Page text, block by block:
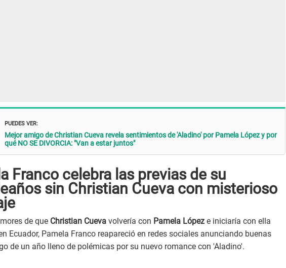
PUEDES VER:
Mejor amigo de Christian Cueva revela sentimientos de 'Aladino' por Pamela López y por
qué NO SE DIVORCIA: "Van a estar juntos"
Franco celebra las previas de su
sin Christian Cueva con misterioso
de que Christian Cueva volvería con Pamela López e iniciaría con ella
Ecuador, Pamela Franco reapareció en redes sociales anunciando buenas
de un año lleno de polémicas por su nuevo romance con 'Aladino'.